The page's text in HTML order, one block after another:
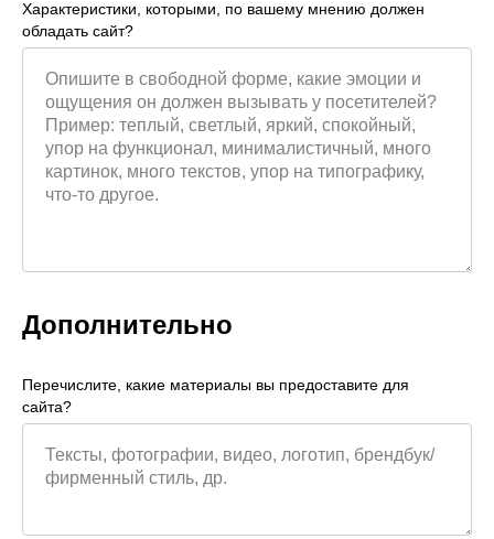
Характеристики, которыми, по вашему мнению должен
обладать сайт?
Дополнительно
Перечислите, какие материалы вы предоставите для
сайта?